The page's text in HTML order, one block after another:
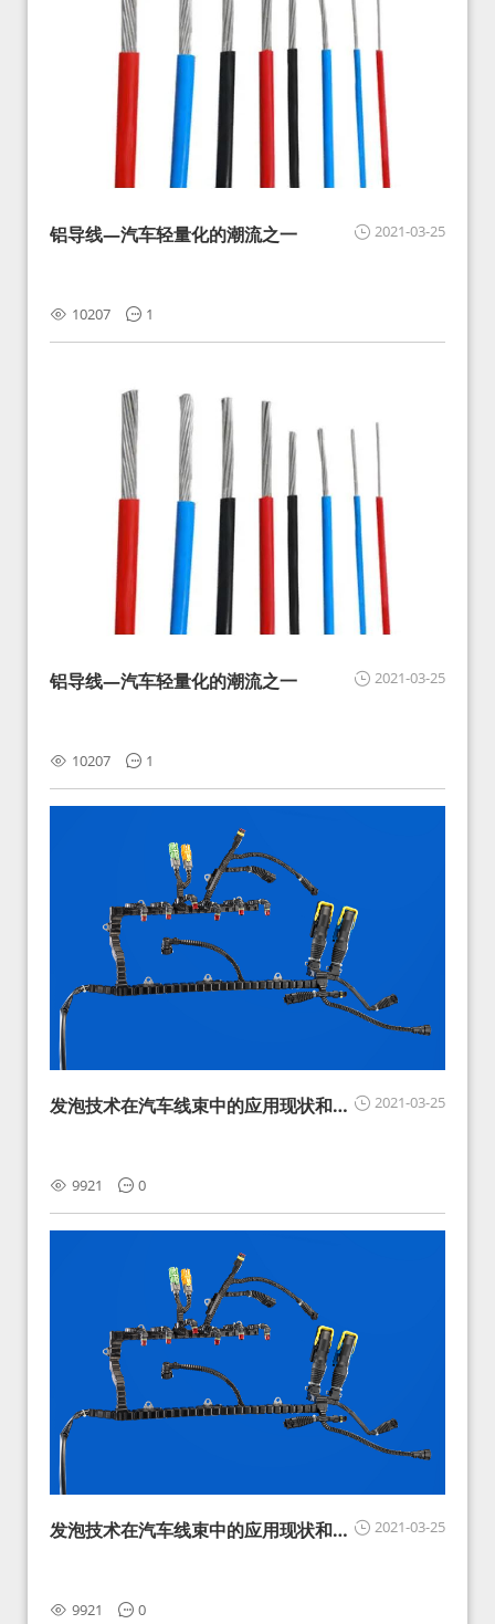
2021-03-25
铝导线—汽车轻量化的潮流之一
10207 1
2021-03-25
铝导线—汽车轻量化的潮流之一
10207 1
2021-03-25
发泡技术在汽车线束中的应用现状和展
9921 0
2021-03-25
发泡技术在汽车线束中的应用现状和展
9921 0